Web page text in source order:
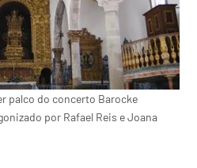
palco do concerto Barocke
por Rafael Reis e Joana